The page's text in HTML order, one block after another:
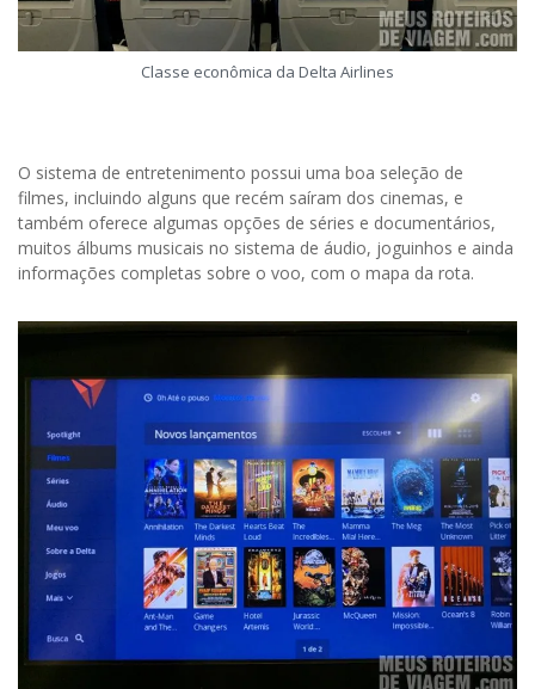
Classe econômica da Delta Airlines
O sistema de entretenimento possui uma boa seleção de
filmes, incluindo alguns que recém saíram dos cinemas, e
também oferece algumas opções de séries e documentários,
muitos álbums musicais no sistema de áudio, joguinhos e ainda
informações completas sobre o voo, com o mapa da rota.